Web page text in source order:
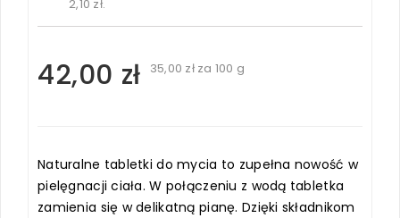
2,10 zł.
42,00 zł 35,00 złza 100 g
Naturalne tabletki do mycia to zupełna nowość w
pielęgnacji ciała. W połączeniu z wodą tabletka
zamienia się w delikatną pianę. Dzięki składnikom